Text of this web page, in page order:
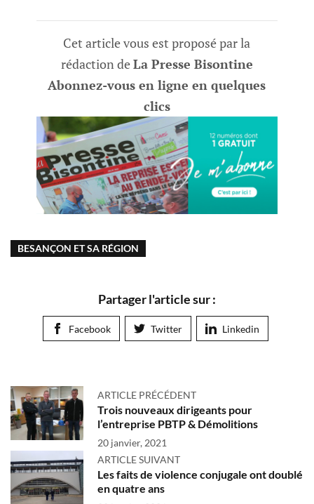
Cet article vous est proposé par la
rédaction deLa Presse Bisontine
Abonnez-vous en ligne en quelques
clics
BESANÇON ET SA RÉGION
Partager l'article sur :
Facebook Twitter Linkedin
ARTICLE PRÉCÉDENT
Trois nouveaux dirigeants pour
l’entreprise PBTP & Démolitions
20 janvier, 2021
ARTICLE SUIVANT
Les faits de violence conjugale ont doublé
en quatre ans